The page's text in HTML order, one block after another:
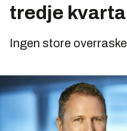
tredje kvartal
Ingen store